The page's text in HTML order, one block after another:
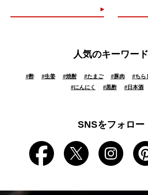
人気のキーワード
#酢 #生姜 #焼酎 #たまご #豚肉 #ちら
#にんにく #黒酢 # 日本酒
SNSをフォロー